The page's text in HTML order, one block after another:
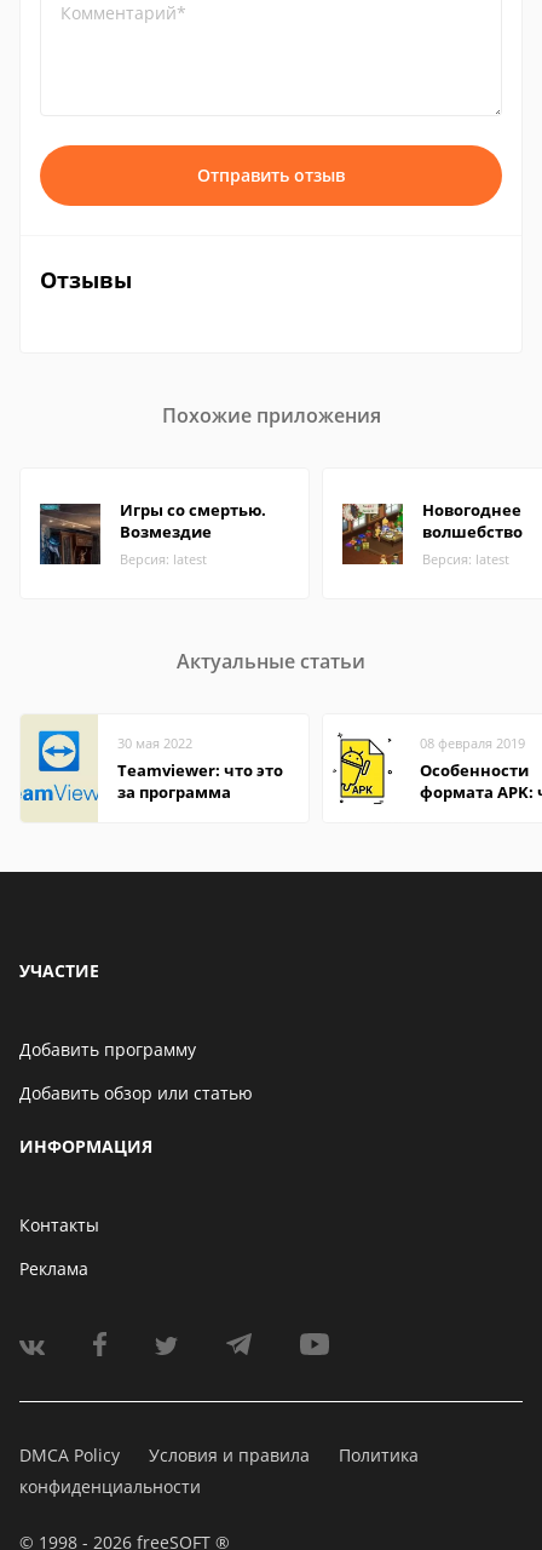
Комментарий*
Отправить отзыв
Отзывы
Похожие приложения
Игры со смертью.
Возмездие
Версия: latest
Новогоднее
волшебство
Версия: latest
Актуальные статьи
30 мая 2022
Teamviewer: что это
за программа
08 февраля 2019
Особенности
формата APK:
УЧАСТИЕ
Добавить программу
Добавить обзор или статью
ИНФОРМАЦИЯ
Контакты
Реклама
DMCA Policy Условия и правила
Политика
конфиденциальности
© 1998 - 2026 freeSOFT ®